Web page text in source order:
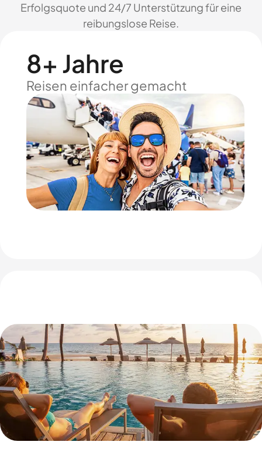
Erfolgsquote und 24/7 Unterstützung für eine
reibungslose Reise.
8+ Jahre
Reisen einfacher gemacht